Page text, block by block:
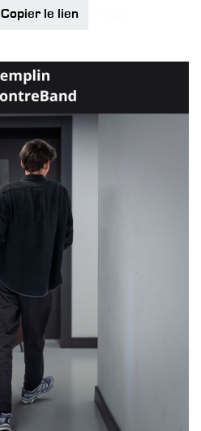
Copier le lien